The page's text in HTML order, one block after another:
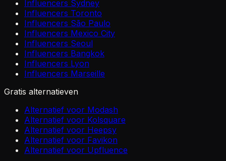
Influencers Sydney
Influencers Toronto
Influencers São Paulo
Influencers Mexico City
Influencers Seoul
Influencers Bangkok
Influencers Lyon
Influencers Marseille
Gratis alternatieven
Alternatief voor Modash
Alternatief voor Kolsquare
Alternatief voor Heepsy
Alternatief voor Favikon
Alternatief voor Upfluence